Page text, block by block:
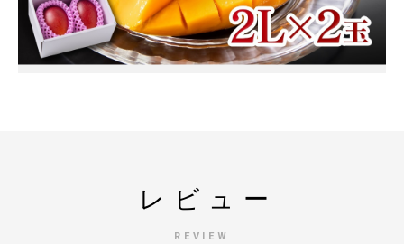
レビュー
REVIEW